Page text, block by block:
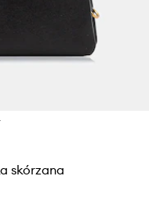
skórzana